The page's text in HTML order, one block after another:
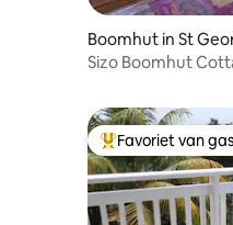
Boomhut in St
Sizo Boomhut
Topfavoriet van
Favoriet van